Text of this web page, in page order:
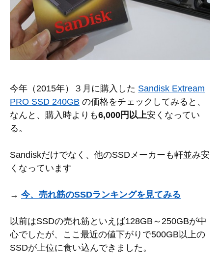
今年（2015年）３月に購入した Sandisk Extream
PRO SSD 240GB の価格をチェックしてみると、
なんと、購入時よりも6,000円以上安くなってい
る。
Sandiskだけでなく、他のSSDメーカーも軒並み安
くなっています
→ 今、売れ筋のSSDランキングを見てみる
以前はSSDの売れ筋といえば128GB～250GBが中
心でしたが、ここ最近の値下がりで500GB以上の
SSDが上位に食い込んできました。